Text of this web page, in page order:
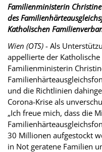
Familienministerin
des
Katholischen
Wien (OTS) - Als
appellierte der
Familienministerin
und die Richtlinien
Corona-Krise als
„Ich freue mich, dass die
30 Millionen aufgestockt
in Not geratene Familien